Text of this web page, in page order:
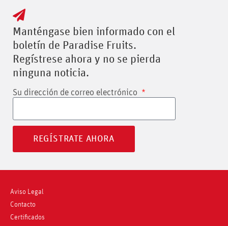
Manténgase bien informado con el
boletín de Paradise Fruits.
Regístrese ahora y no se pierda
ninguna noticia.
Su dirección de correo electrónico
REGÍSTRATE AHORA
Aviso Legal
Contacto
Certificados